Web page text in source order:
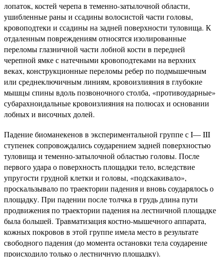
лопаток, костей черепа в теменно-затылочной области,
ушибленные раны и ссадины волосистой части головы,
кровоподтеки и ссадины на задней поверхности туловища. К
отдаленным повреждениям относятся изолированные
переломы глазничной части лобной кости в передней
черепной ямке с натечными кровоподтеками на верхних
веках, конструкционные переломы ребер по подмышечным
или среднеключичным линиям, кровоизлияния в глубокие
мышцы спины вдоль позвоночного столба, «противоударные»
субарахноидальные кровоизлияния на полюсах и основании
лобных и височных долей.
Падение биоманекенов в экспериментальной группе с I— III
ступенек сопровождались соударением задней поверхностью
туловища и теменно-затылочной областью головы. После
первого удара о поверхность площадки тело, вследствие
упругости грудной клетки и головы, «подскакивало»,
проскальзывало по траектории падения и вновь соударялось о
площадку. При падении после толчка в грудь длина пути
продвижения по траектории падения на лестничной площадке
была большей. Травматизация костно-мышечного аппарата,
кожных покровов в этой группе имела место в результате
свободного падения (до момента остановки тела соударение
происходило только о лестничную площадку).